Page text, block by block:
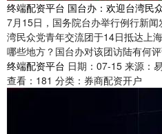
终端配资平台 国台办：欢迎台湾民
7月15日，国务院台办举行例行新
湾民众党青年交流团于14日抵达上
哪些地方？国台办对该团访陆有何
终端配资平台 日期：07-15 来源：
查看： 181 分类： 券商配资开户